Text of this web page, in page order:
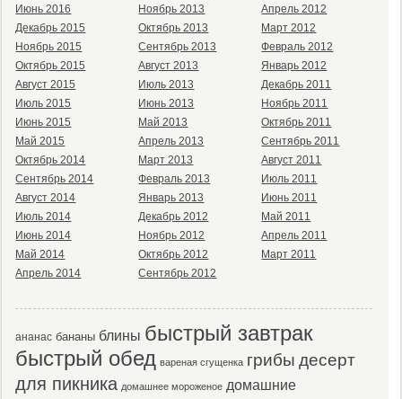
Июнь 2016
Декабрь 2015
Ноябрь 2015
Октябрь 2015
Август 2015
Июль 2015
Июнь 2015
Май 2015
Октябрь 2014
Сентябрь 2014
Август 2014
Июль 2014
Июнь 2014
Май 2014
Апрель 2014
Ноябрь 2013
Октябрь 2013
Сентябрь 2013
Август 2013
Июль 2013
Июнь 2013
Май 2013
Апрель 2013
Март 2013
Февраль 2013
Январь 2013
Декабрь 2012
Ноябрь 2012
Октябрь 2012
Сентябрь 2012
Апрель 2012
Март 2012
Февраль 2012
Январь 2012
Декабрь 2011
Ноябрь 2011
Октябрь 2011
Сентябрь 2011
Август 2011
Июль 2011
Июнь 2011
Май 2011
Апрель 2011
Март 2011
ананас бананы блины быстрый завтрак
быстрый обед вареная сгущенка грибы десерт
для пикника домашнее мороженое домашние